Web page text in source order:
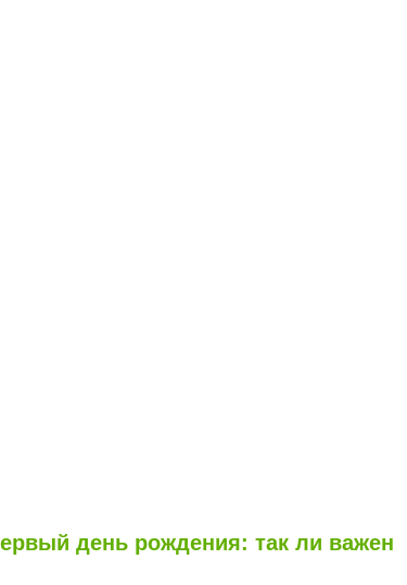
день рождения: так ли важен